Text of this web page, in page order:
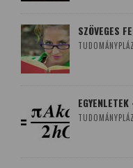
SZÖVEGES